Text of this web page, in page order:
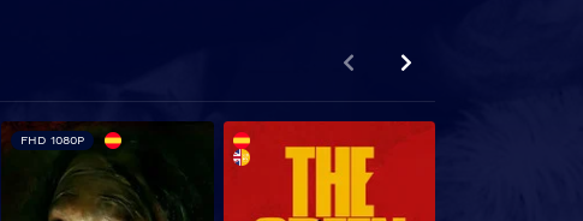
FHD 1080P